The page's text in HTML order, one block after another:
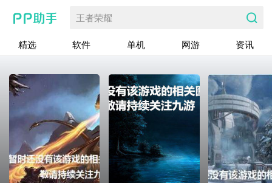
王者荣耀
精选 软件 单机 网游 资讯